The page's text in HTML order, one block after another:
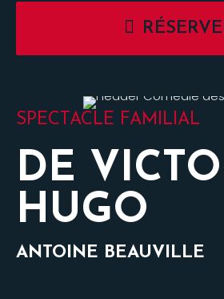
SPECTACLE FAMILIAL
DE
HUGO
ANTOINE BEAUVILLE